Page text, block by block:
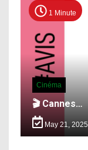
1 Minute
Cinéma
🎬 Cannes…
May 21, 2025